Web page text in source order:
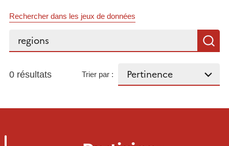
Rechercher dans les jeux de données
Rechercher...
0 résultats Trier par :